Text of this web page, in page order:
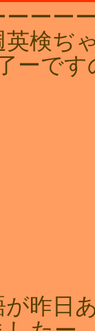
ーー
検ぢ
ーです
が昨日